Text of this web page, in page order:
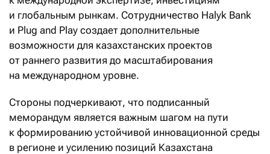
и глобальным рынкам. Сотрудничество Halyk Bank
и Plug and Play создает дополнительные
возможности для казахстанских проектов
от раннего развития до масштабирования
на международном уровне.
Стороны подчеркивают, что подписанный
меморандум является важным шагом на пути
к формированию устойчивой инновационной среды
в регионе и усилению позиций Казахстана